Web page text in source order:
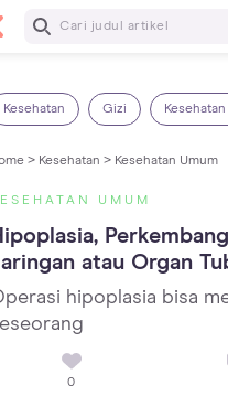
Baca Selanjutnya
Kesehatan Gizi
> Kesehatan > Kesehatan Umum
UMUM
atau Organ
hipoplasia bisa
0